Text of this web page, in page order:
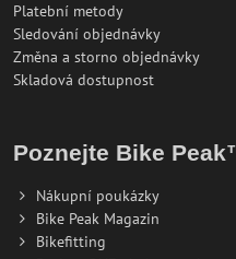
Platební metody
Sledování objednávky
Změna a storno objednávky
Skladová dostupnost
Poznejte Bike
Nákupní poukázky
Bike Peak Magazin
Bikefitting